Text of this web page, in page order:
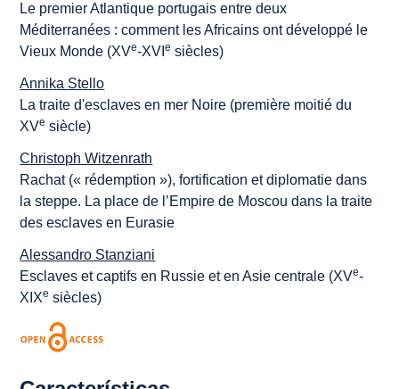
Le premier Atlantique portugais entre deux
Méditerranées : comment les Africains ont développé le
Vieux Monde (XVe-XVIe siècles)
Annika Stello
La traite d'esclaves en mer Noire (première moitié du
XVe siècle)
Christoph Witzenrath
Rachat (« rédemption »), fortification et diplomatie dans
la steppe. La place de l’Empire de Moscou dans la traite
des esclaves en Eurasie
Alessandro Stanziani
Esclaves et captifs en Russie et en Asie centrale (XVe-
XIXe siècles)